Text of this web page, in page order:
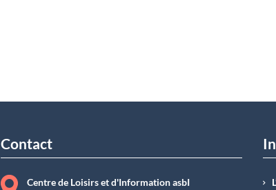
Contact
Centre de Loisirs et d'Information asbI